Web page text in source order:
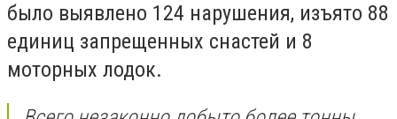
было выявлено 124 нарушения, изъято 88
единиц запрещенных снастей и 8
моторных лодок.